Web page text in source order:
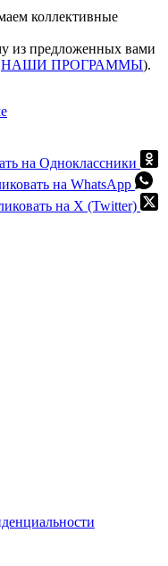
коллективные
из предложенных вами
НАШИ ПРОГРАММЫ).
на Одноклассники
на WhatsApp
на X (Twitter)